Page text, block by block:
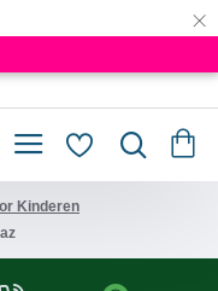
×
Kinderen